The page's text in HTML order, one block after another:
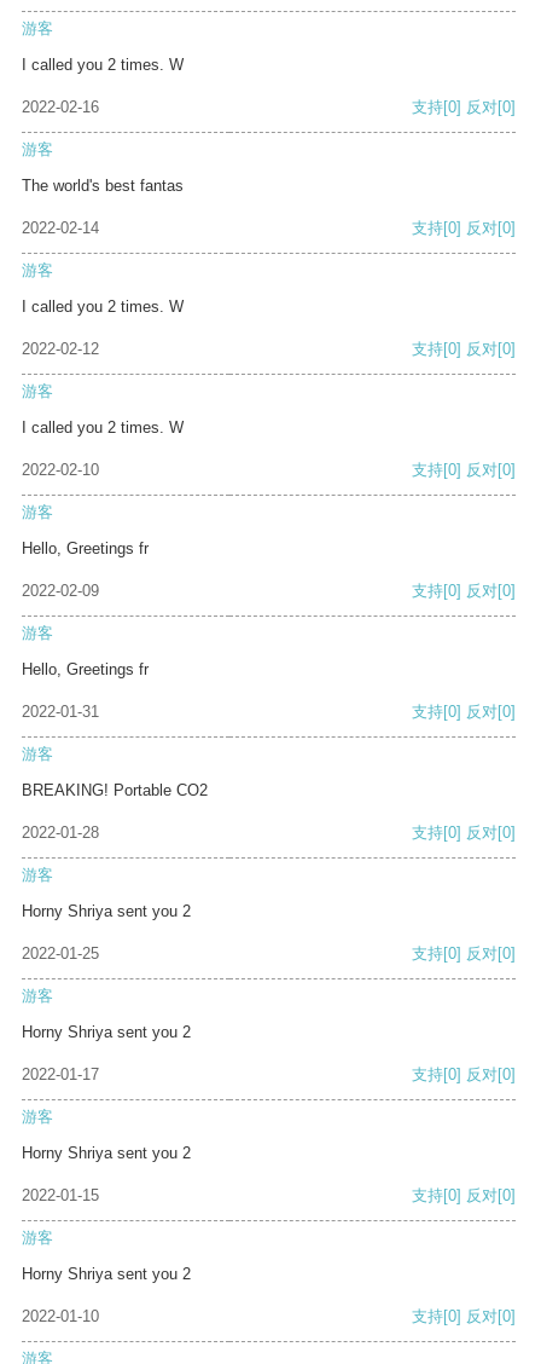
游客
I called you 2 times. W
2022-02-16 支持[0] 反对[0]
游客
The world's best fantas
2022-02-14 支持[0] 反对[0]
游客
I called you 2 times. W
2022-02-12 支持[0] 反对[0]
游客
I called you 2 times. W
2022-02-10 支持[0] 反对[0]
游客
Hello, Greetings fr
2022-02-09 支持[0] 反对[0]
游客
Hello, Greetings fr
2022-01-31 支持[0] 反对[0]
游客
BREAKING! Portable CO2
2022-01-28 支持[0] 反对[0]
游客
Horny Shriya sent you 2
2022-01-25 支持[0] 反对[0]
游客
Horny Shriya sent you 2
2022-01-17 支持[0] 反对[0]
游客
Horny Shriya sent you 2
2022-01-15 支持[0] 反对[0]
游客
Horny Shriya sent you 2
2022-01-10 支持[0] 反对[0]
游客